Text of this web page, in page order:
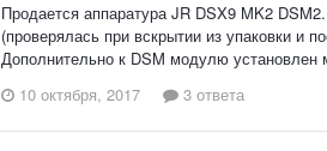
Продается аппаратура JR DSX9 MK2
(проверялась при вскрытии из упаковки и
Дополнительно к DSM модулю установлен
10 октября, 2017
3 ответа